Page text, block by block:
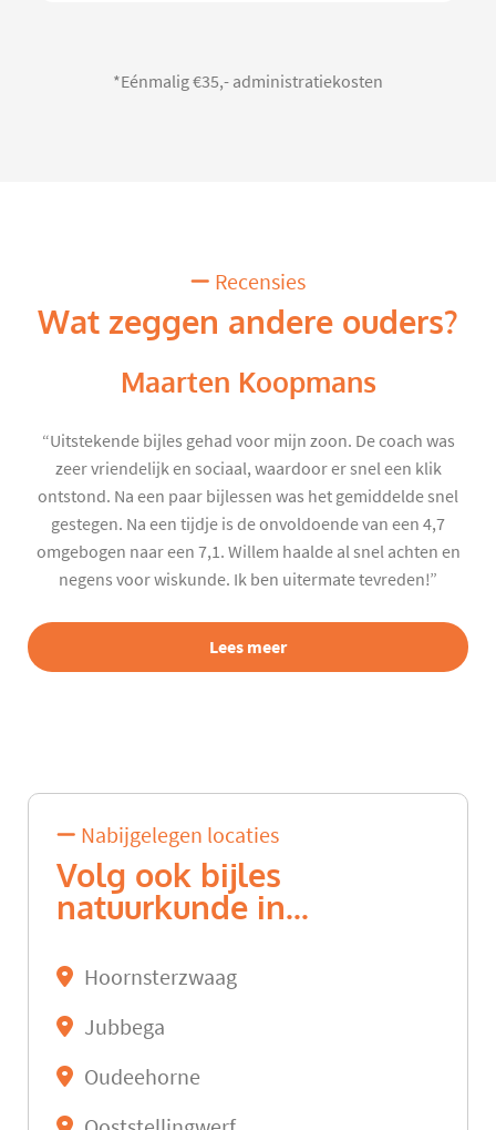
*Eénmalig €35,- administratiekosten
Recensies
Wat zeggen andere ouders?
Maarten Koopmans
“Uitstekende bijles gehad voor mijn zoon. De coach was
zeer vriendelijk en sociaal, waardoor er snel een klik
ontstond. Na een paar bijlessen was het gemiddelde snel
gestegen. Na een tijdje is de onvoldoende van een 4,7
omgebogen naar een 7,1. Willem haalde al snel achten en
negens voor wiskunde. Ik ben uitermate tevreden!”
Lees meer
Nabijgelegen locaties
Volg ook bijles
natuurkunde in...
Hoornsterzwaag
Jubbega
Oudeehorne